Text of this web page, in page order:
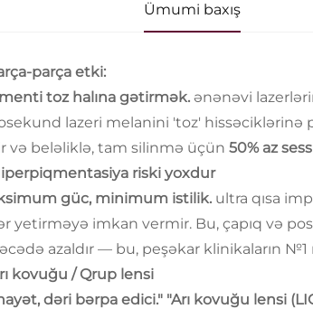
Ümumi baxış
parça etki:
toz halına gətirmək. ənənəvi
lazeri melanini 'toz' hissəciklərinə
və beləliklə, tam silinmə üçün 50% az
riski yoxdur
güc, minimum istilik. ultra qısa
yetirməyə imkan vermir. Bu, çapıq və
azaldır — bu, peşəkar klinikaların №1
kovuğu / Qrup lensi
dəri bərpa edici." "Arı kovuğu lensi